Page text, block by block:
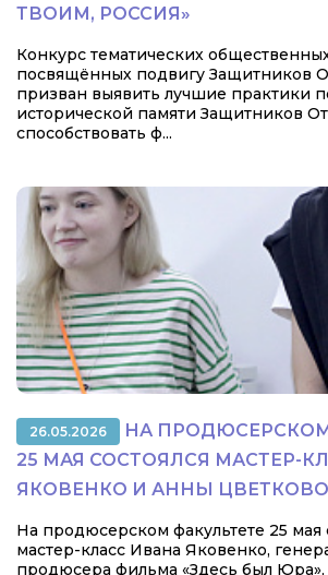
ТВОИМ, РОССИЯ»
Конкурс тематических
посвящённых подвигу Защитников
призван выявить лучшие практики
исторической памяти Защитников
способствовать ф...
26.05.2026
НА
25 МАЯ СОСТОЯЛСЯ МАСТЕР-
ЯКОВЕНКО И АННЫ
На продюсерском факультете 25 мая
мастер-класс Ивана Яковенко,
продюсера фильма «Здесь был